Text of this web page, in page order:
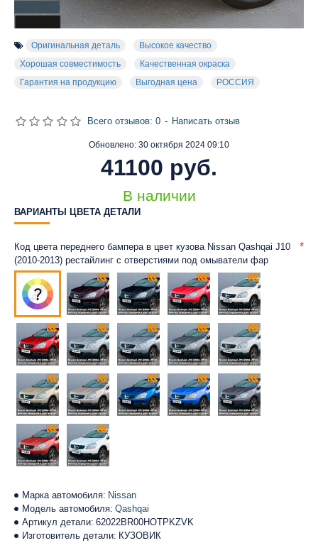
Оригинальная деталь
Высокое качество
Хорошая совместимость
Качественная окраска
Гарантия на продукцию
Выгодная цена РОССИЯ
Марка автомобиля: Nissan
Модель автомобиля: Qashqai
Артикул детали: 62022BR00HOTPKZVK
Изготовитель детали: КУЗОВИК
Обновлено: 30 октября 2024 09:10
В наличии
Всего отзывов: 0 - Написать отзыв
41100 руб.
ВАРИАНТЫ ЦВЕТА ДЕТАЛИ
Код цвета переднего бампера в цвет кузова Nissan Qashqai J10
(2010-2013) рестайлинг с отверстиями под омыватели фар